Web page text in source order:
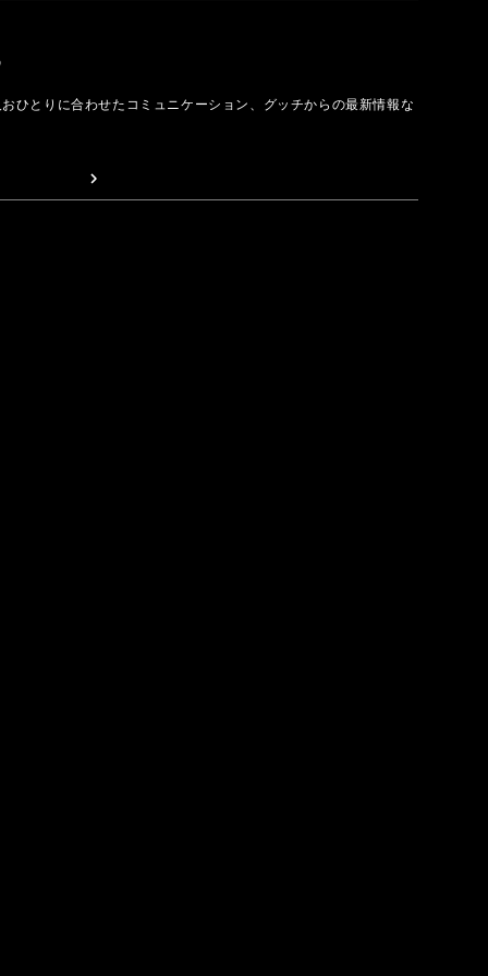
ひとりに合わせたコミュニケーション、グッチからの最新情報な